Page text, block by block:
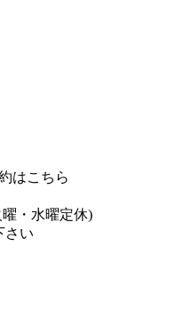
はこちら
曜・水曜定休)
さい